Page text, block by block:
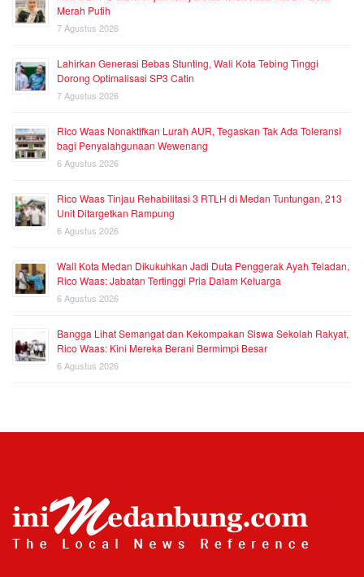
Merah Putih
7 Agustus 2026
Lahirkan Generasi Bebas Stunting, Wali Kota Tebing Tinggi
Dorong Optimalisasi SP3 Catin
7 Agustus 2026
Rico Waas Nonaktifkan Lurah AUR, Tegaskan Tak Ada Toleransi
bagi Penyalahgunaan Wewenang
6 Agustus 2026
Rico Waas Tinjau Rehabilitasi 3 RTLH di Medan Tuntungan, 213
Unit Ditargetkan Rampung
6 Agustus 2026
Wali Kota Medan Dikukuhkan Jadi Duta Penggerak Ayah Teladan,
Rico Waas: Jabatan Tertinggi Pria Dalam Keluarga
6 Agustus 2026
Bangga Lihat Semangat dan Kekompakan Siswa Sekolah Rakyat,
Rico Waas: Kini Mereka Berani Bermimpi Besar
6 Agustus 2026